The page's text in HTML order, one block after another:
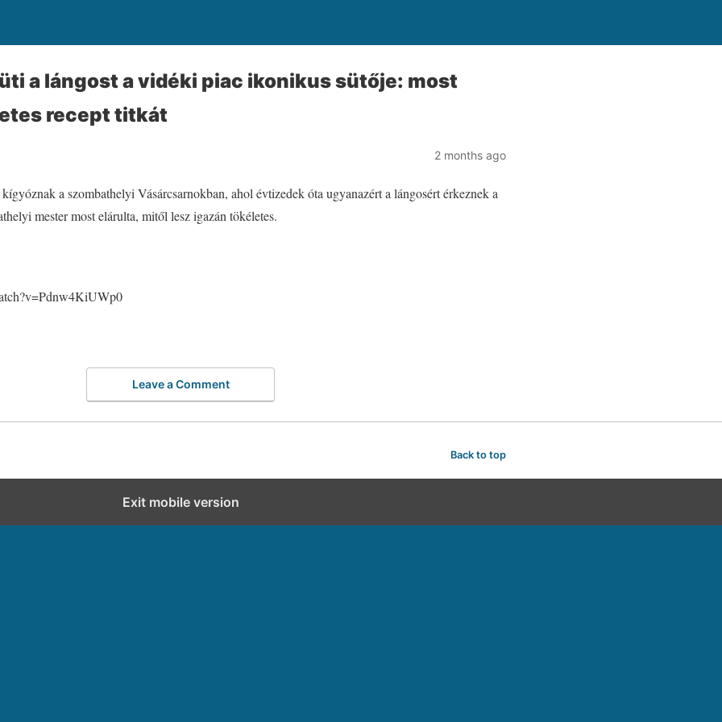
a lángost a vidéki piac ikonikus sütője: most
recept titkát
2 months ago
a szombathelyi Vásárcsarnokban, ahol évtizedek óta ugyanazért a lángosért érkeznek a
mester most elárulta, mitől lesz igazán tökéletes.
Leave a Comment
Back to top
Exit mobile version